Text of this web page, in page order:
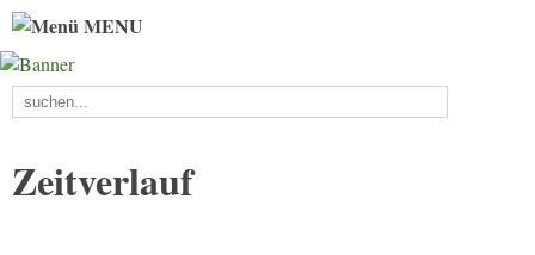
MENU
Zeitverlauf